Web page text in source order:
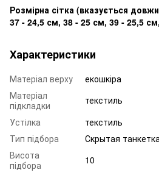
Розмірна сітка (вказується
37 - 24,5 см, 38 - 25 см, 39 - 25,5
Характеристики
Матеріал верху
екошкіра
Матеріал
підкладки
текстиль
Устілка
текстиль
Тип підбора
Скрытая танкетка
Висота
підбора
10